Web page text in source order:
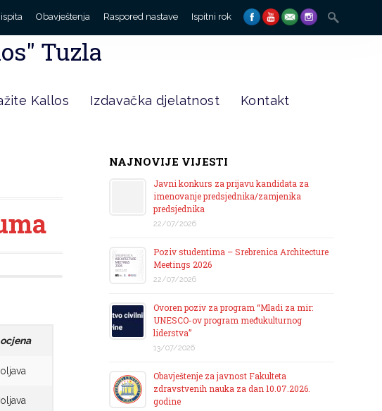
Obavještenja Raspored nastave Ispitni rok
Search
for:
Tuzla
Kallos Izdavačka djelatnost Kontakt
NAJNOVIJE VIJESTI
Javni konkurs za prijavu kandidata za
imenovanje predsjednika/zamjenika
predsjednika
22/07/2026
Poziv studentima – Srebrenica Architecture
Meetings 2026
22/07/2026
Ovoren poziv za program “Mladi za mir:
UNESCO-ov program međukulturnog
liderstva”
13/07/2026
Obavještenje za javnost Fakulteta
zdravstvenih nauka za dan 10.07.2026.
godine